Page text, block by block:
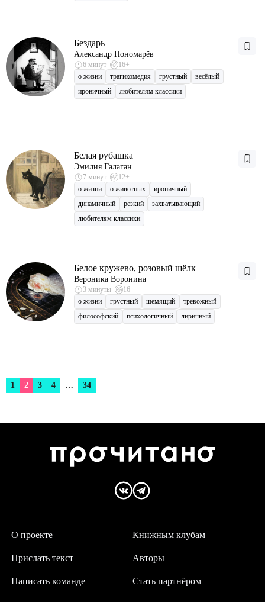
Бездарь
Александр Пономарёв
6 минут
16+
о жизни
трагикомедия грустный
весёлый
ироничный
любителям классики
Белая рубашка
Эмилия Галаган
7 минут
12+
о жизни
о животных
ироничный
динамичный
резкий
захватывающий
любителям классики
Белое кружево, розовый шёлк
Вероника Воронина
3 минуты
16+
о жизни
грустный щемящий
тревожный
философский
психологичный лиричный
1 2 3 4 … 34
О проекте
Написать команде
Авторы
Прислать текст
Книжным клубам
Стать партнёром